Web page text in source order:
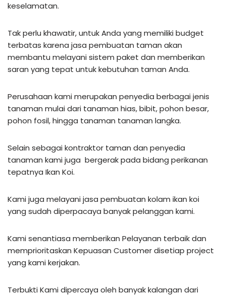
keselamatan.
Tak perlu khawatir, untuk Anda yang memiliki budget
terbatas karena jasa pembuatan taman akan
membantu melayani sistem paket dan memberikan
saran yang tepat untuk kebutuhan taman Anda.
Perusahaan kami merupakan penyedia berbagai jenis
tanaman mulai dari tanaman hias, bibit, pohon besar,
pohon fosil, hingga tanaman tanaman langka.
Selain sebagai kontraktor taman dan penyedia
tanaman kami juga bergerak pada bidang perikanan
tepatnya Ikan Koi.
Kami juga melayani jasa pembuatan kolam ikan koi
yang sudah diperpacaya banyak pelanggan kami.
Kami senantiasa memberikan Pelayanan terbaik dan
memprioritaskan Kepuasan Customer disetiap project
yang kami kerjakan.
Terbukti Kami dipercaya oleh banyak kalangan dari